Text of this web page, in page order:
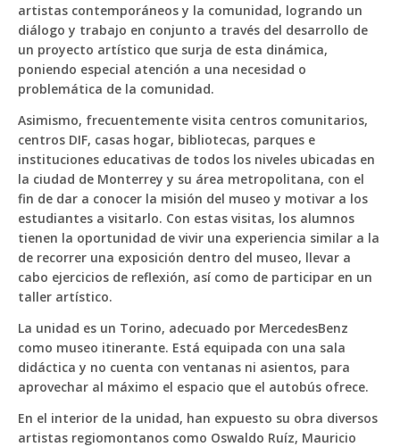
artistas contemporáneos y la comunidad, logrando un
diálogo y trabajo en conjunto a través del desarrollo de
un proyecto artístico que surja de esta dinámica,
poniendo especial atención a una necesidad o
problemática de la comunidad.
Asimismo, frecuentemente visita centros comunitarios,
centros DIF, casas hogar, bibliotecas, parques e
instituciones educativas de todos los niveles ubicadas en
la ciudad de Monterrey y su área metropolitana, con el
fin de dar a conocer la misión del museo y motivar a los
estudiantes a visitarlo. Con estas visitas, los alumnos
tienen la oportunidad de vivir una experiencia similar a la
de recorrer una exposición dentro del museo, llevar a
cabo ejercicios de reflexión, así como de participar en un
taller artístico.
La unidad es un Torino, adecuado por Mercedes­­Benz
como museo itinerante. Está equipada con una sala
didáctica y no cuenta con ventanas ni asientos, para
aprovechar al máximo el espacio que el autobús ofrece.
En el interior de la unidad, han expuesto su obra diversos
artistas regiomontanos como Oswaldo Ruíz, Mauricio